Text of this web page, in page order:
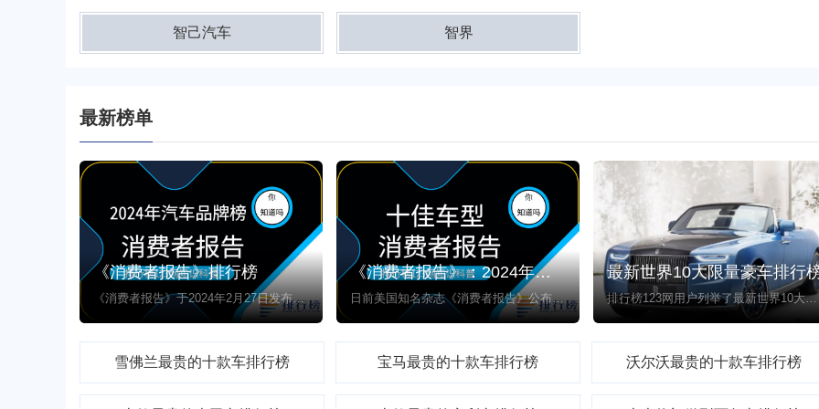
智己汽车 智界
最新榜单
《消费者报告》排行榜
《消费者报告》于2024年2月27日发布年度汽车品牌与最佳车型排行，宝马荣获榜首，特斯拉Model Y为顶级纯电动车。综合排行考量了34个品牌的路测成绩、可靠性预测、车主满意度及安全性。该机构年检评估约50款新车，并在多个级别类别中选出佼佼者，强调安全与环保。汽车测试高级总监Jake Fisher称，品牌排名基于旗下车型的平均表现。
《消费者报告》：2024年十大最佳车型排行榜
日前美国知名杂志《消费者报告》公布了2024年十大最佳车型，包括斯巴鲁、丰田、马自达、福特、特斯拉和宝马等品牌。丰田品牌以四种混合动力及插电式车型领跑，斯巴鲁有两款上榜。特斯拉Model Y替代Model 3首次被评为最佳电动车，这得益于其在美销量突出以及其充电网络的可靠性。下面是排行榜123网整理的上榜的10款汽车。
最新世界10大限量豪车排行
排行榜123网用户列举了最新世界10大限量豪车排行榜，为您推荐全球限量版豪车排名，其中包括劳斯莱斯浮影、布加迪La Voiture Noire、帕加尼Zonda HP Barchetta等世界上最好的豪车，告诉您全球限量版豪车有哪些，世界十大豪车排行榜均为用户票选，供您参考。
雪佛兰最贵的十款车排行榜 宝马最贵的十款车排行榜 沃尔沃最贵的十款车排行榜